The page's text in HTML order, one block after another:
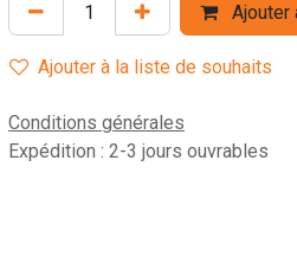
Ajouter
Ajouter à la liste de souhaits
Conditions générales
Expédition : 2-3 jours ouvrables